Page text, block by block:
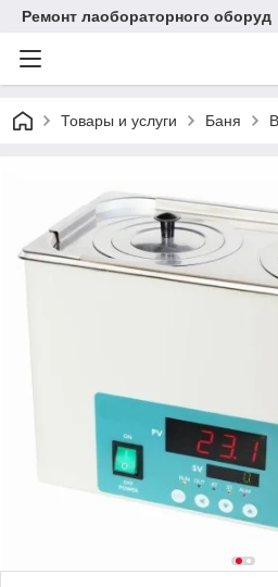
Ремонт лаобораторного оборуд
Товары и услуги Баня